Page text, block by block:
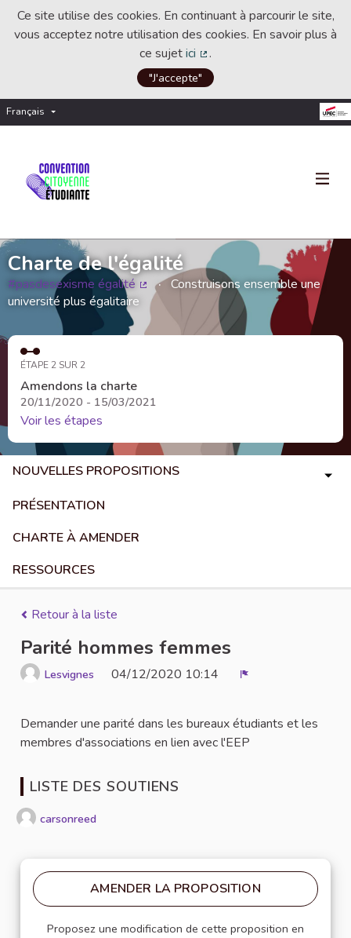
Ce site utilise des cookies. En continuant à parcourir le site,
vous acceptez notre utilisation des cookies. En savoir plus à
ce sujetici
(Lien externe)
.
"J'accepte"
Français Choisir la langue
Charte de l'égalité
#pasdesexisme égalité
(Lien externe)
Construisons ensemble une
université plus égalitaire
ÉTAPE 2 SUR 2
Amendons la charte
20/11/2020 - 15/03/2021
Voir les étapes
NOUVELLES PROPOSITIONS
PRÉSENTATION
CHARTE À AMENDER
RESSOURCES
Retour à la liste
Parité hommes femmes
Lesvignes 04/12/2020 10:14
Demander une parité dans les bureaux étudiants et les
membres d'associations en lien avec l'EEP
LISTE DES SOUTIENS
carsonreed
AMENDER LA PROPOSITION
Proposez une modification de cette proposition en